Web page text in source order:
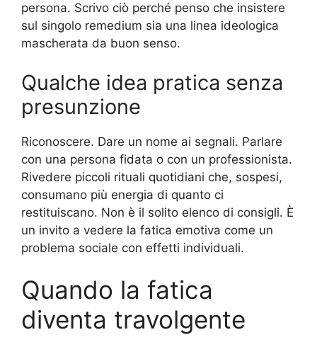
persona. Scrivo ciò perché penso che insistere
sul singolo remedium sia una linea ideologica
mascherata da buon senso.
Qualche idea pratica senza
presunzione
Riconoscere. Dare un nome ai segnali. Parlare
con una persona fidata o con un professionista.
Rivedere piccoli rituali quotidiani che, sospesi,
consumano più energia di quanto ci
restituiscano. Non è il solito elenco di consigli. È
un invito a vedere la fatica emotiva come un
problema sociale con effetti individuali.
Quando la fatica
diventa travolgente